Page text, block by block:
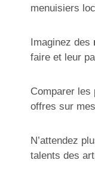
menuisiers
Imaginez des
faire et leur
Comparer les
offres sur
N’attendez
talents des